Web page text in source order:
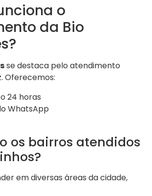
o
da Bio
se destaca pelo atendimento
Oferecemos:
24 horas
WhatsApp
os bairros atendidos
em diversas áreas da cidade,